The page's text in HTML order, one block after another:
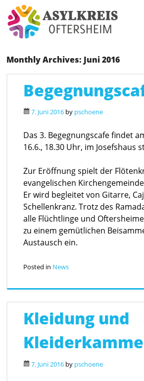
Monthly Archives: Juni 2016
7. Juni 2016 by pschoene
Das 3. Begegnungscafe findet
16.6., 18.30 Uhr, im Josefshaus
Zur Eröffnung spielt der
evangelischen
Er wird begleitet von Gitarre,
Schellenkranz. Trotz des
alle Flüchtlinge und
zu einem gemütlichen
Austausch ein.
Posted in News
Kleidung und
7. Juni 2016 by pschoene